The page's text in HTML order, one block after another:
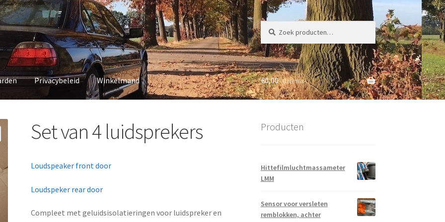
Zoeken
naar:
Zoeken
Privacybeleid Winkelmand €0,00 0 items
Set van 4 luidsprekers
Loudspeaker front door
Loudspeker rear door
Compleet met geluidsisolatieringen voor luidspreker en
Producten
Hittefilmluchtmassameter
LMM
Sensor voor versleten
remblokken, achter